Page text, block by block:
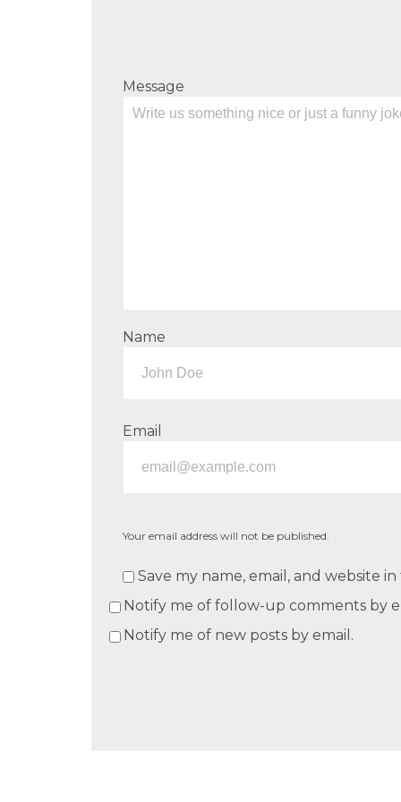
Message
Name
Email
Your email address will not be published.
Save my name, email, and website
Notify me of follow-up comments by
Notify me of new posts by email.